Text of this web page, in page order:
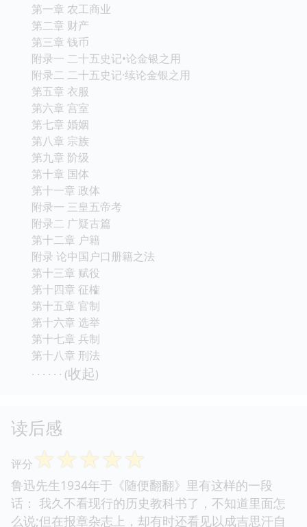
第一章 农工商业
第二章 财产
第三章 钱币
附录一 二十五史记•论金银之用
附录二 二十五史记·续论金银之用
第五章 衣服
第六章 宫室
第七章 婚姻
第八章 宗族
第九章 阶级
第十章 国体
第十一章 政体
附录一 三皇五帝考
附录二 广疑古篇
第十二章 户籍
附录 论中国户口册籍之法
第十三章 赋役
第十四章 征榷
第十五章 官制
第十六章 选举
第十七章 兵制
第十八章 刑法
· · · · · · (收起)
读后感
评分 ☆☆☆☆☆
鲁迅先生1934年于《随便翻翻》里有这样的一段
话： 我久不看现行的历史教科书了，不知道里面怎
么说;但在报章杂志上，却有时还看见以成吉思汗自